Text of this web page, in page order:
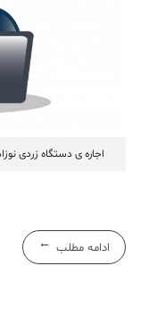
اجاره ی دستگاه زردی
ادامه مطلب